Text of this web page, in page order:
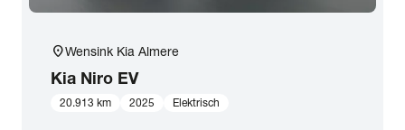
location_onWensink Kia Almere
Kia Niro EV
20.913 km 2025 Elektrisch